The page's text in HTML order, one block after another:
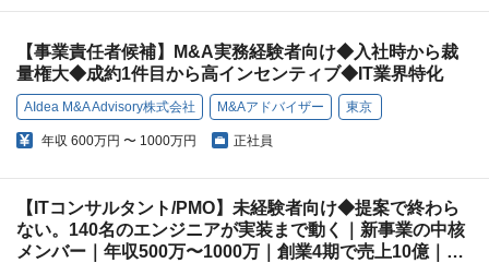
【事業責任者候補】M&A実務経験者向け◆入社時から裁
量権大◆成約1件目から高インセンティブ◆IT業界特化
AIdea M&A Advisory株式会社 M&Aアドバイザー 東京
年収 600万円 〜 1000万円 正社員
【ITコンサルタント/PMO】未経験者向け◆提案で終わら
ない。140名のエンジニアが実装まで動く｜新事業の中核
メンバー｜年収500万〜1000万｜創業4期で売上10億｜年